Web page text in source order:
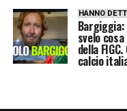
HANNO
Bargiggia:
svelo
della
calcio